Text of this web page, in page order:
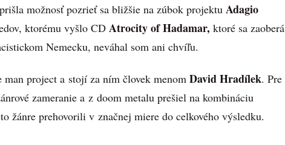
možnosť pozrieť sa bližšie na zúbok projektu Adagio
ktorému vyšlo CD Atrocity of Hadamar, ktoré sa zaoberá
Nemecku, neváhal som ani chvíľu.
man project a stojí za ním človek menom David Hradílek. Pre
zameranie a z doom metalu prešiel na kombináciu
žánre prehovorili v značnej miere do celkového výsledku.